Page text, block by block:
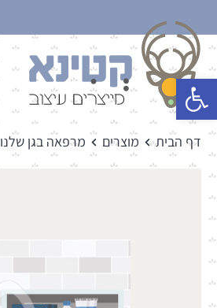
פתח סרגל נגישות
דף הבית מוצרים מרפאה בגן שלנו